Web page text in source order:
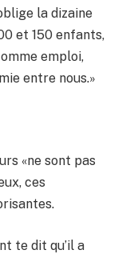
la dizaine
et 150 enfants,
emploi,
entre nous.»
«ne sont pas
ces
te dit qu’il a